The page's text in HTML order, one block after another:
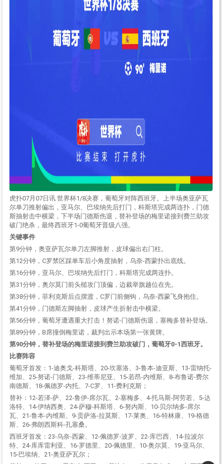
虎扑07月07日讯 世界杯1/8决赛，葡萄牙对阵西班牙。上半场奥亚萨瓦
尔单刀推射偏出，亚马尔、巴埃纳先后打门，科斯塔完成两连扑，门德
斯抽射击中横梁，下半场门德斯伤退，替补登场的梅里诺接到费兰助攻
破门绝杀，最终西班牙1-0葡萄牙晋级八强。
关键 事件
第9分钟，奥亚萨瓦尔单刀左脚推射，皮球偏出右门柱。
第 12分钟，C罗禁区踩单车后小角度抽射，乌奈-西蒙扑出底线。
第16分钟，亚马尔、巴埃纳先后打门，科斯塔完成两连扑。
第 31分钟，奥尔莫门前头槌攻门顶偏，边裁举旗越位在先。
第38分钟，菲利克斯后点摆渡，C罗门前侧钩，乌奈-西蒙飞身抱住。
第41分钟，门德斯左脚抽射，皮球产生折射击中横梁。
第56分钟，葡萄牙遭遇重大打击！努诺-门德斯伤退，塞梅多替补登场。
第89分钟，B席撞倒梅里诺，裁判出示本场第一张黄牌。
第90分钟，替补登场的梅里诺接到费兰助攻破门，葡萄牙0-1西班牙。
比赛阵容
葡萄牙首发：1-迪奥戈-科斯塔、20-坎塞洛、3-鲁本-迪亚斯、13-雷纳托-
维加、25-努诺-门德斯、23-维蒂尼亚、15-若昂-内维斯、8-布鲁诺-费尔
南德斯、18-佩德罗-内托、7-C罗、11-费利克斯；
替补：12-若泽-萨、22-鲁伊-席尔瓦、2-塞梅多、4-托马斯-阿劳若、5-达
洛特、14-伊纳西奥、24-萨穆-科斯塔、6-努内斯、10-贝尔纳多-席尔
瓦、21-鲁本-内维斯、9-贡萨洛-拉莫斯、17-莱奥、16-特林康、19-格德
斯、26-弗朗西斯科-孔塞桑。
西班牙首发：23-乌奈-西蒙、12-佩德罗-波罗、22-库巴西、14-拉波尔
特、24-库库雷利亚、16-罗德里、20-佩德里、10-奥尔莫、19-亚马尔、
15-巴埃纳、21-奥亚萨瓦尔；